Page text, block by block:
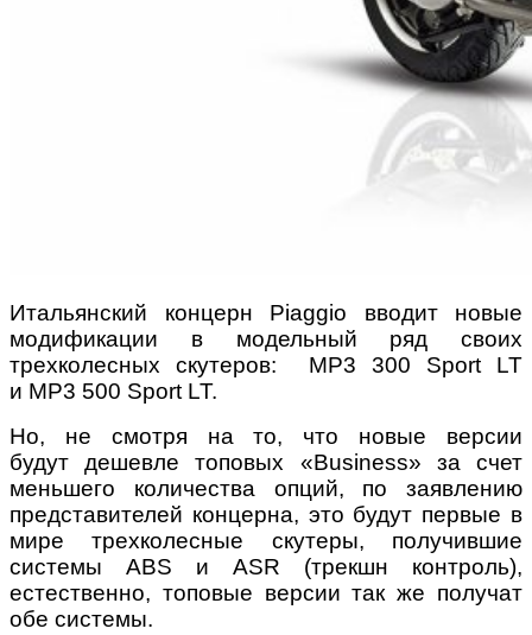
Итальянский концерн Piaggio вводит новые
модификации в модельный ряд своих
трехколесных скутеров: MP3 300 Sport LT
и MP3 500 Sport LT.
Но, не смотря на то, что новые версии
будут дешевле топовых «Business» за счет
меньшего количества опций, по заявлению
представителей концерна, это будут первые в
мире трехколесные скутеры, получившие
системы ABS и ASR (трекшн контроль),
естественно, топовые версии так же получат
обе системы.